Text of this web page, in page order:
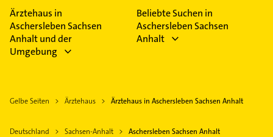
Feiertagen abweichen können.
Ärztehaus in
Aschersleben Sachsen
Anhalt und der
Umgebung
Beliebte Suchen in
Aschersleben Sachsen
Anhalt
Gelbe Seiten Ärztehaus Ärztehaus in Aschersleben Sachsen Anhalt
Deutschland Sachsen-Anhalt Aschersleben Sachsen Anhalt